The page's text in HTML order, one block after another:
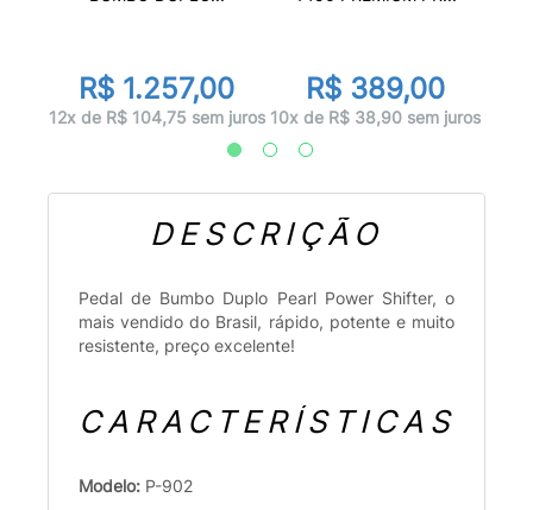
R$ 1.257,00
12x de R$ 104,75 sem juros
R$ 389,00
10x de R$ 38,90 sem juros
DESCRIÇÃO
Pedal de Bumbo Duplo Pearl Power Shifter, o
mais vendido do Brasil, rápido, potente e muito
resistente, preço excelente!
CARACTERÍSTICAS
Modelo: P-902